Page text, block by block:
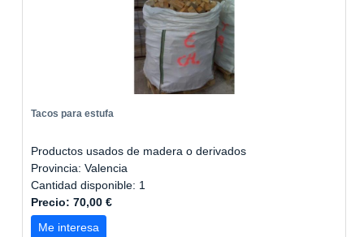
Tacos para estufa
Productos usados de madera o derivados
Provincia: Valencia
Cantidad disponible: 1
Precio: 70,00 €
Me interesa